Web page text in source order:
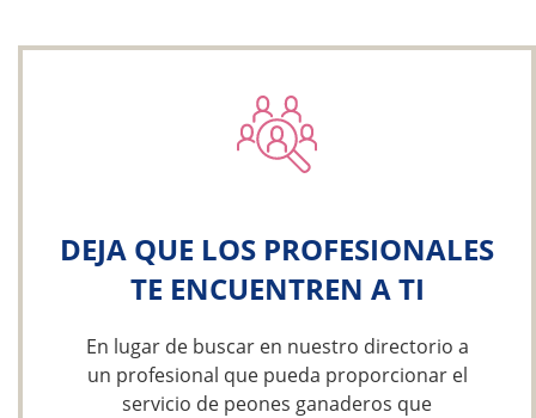
DEJA QUE LOS PROFESIONALES
TE ENCUENTREN A TI
En lugar de buscar en nuestro directorio a
un profesional que pueda proporcionar el
servicio de peones ganaderos que